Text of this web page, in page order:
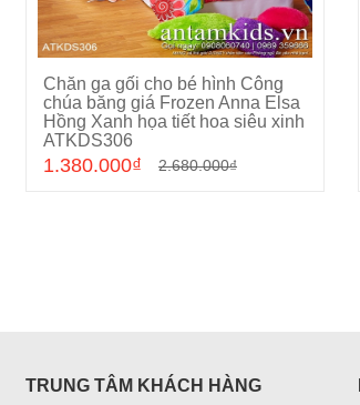
Chọn sản phẩm
Chăn ga gối cho bé hình Công
chúa băng giá Frozen Anna Elsa
Hồng Xanh họa tiết hoa siêu xinh
ATKDS306
1.380.000₫ 2.680.000₫
TRUNG TÂM KHÁCH HÀNG